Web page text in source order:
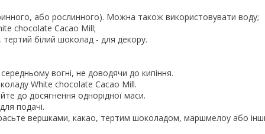
або рослинного). Можна також використовувати воду;
chocolate Cacao Mill;
білий шоколад - для декору.
середньому вогні, не доводячи до кипіння.
White chocolate Cacao Mill.
до досягнення однорідної маси.
подачі.
вершками, какао, тертим шоколадом, маршмелоу або